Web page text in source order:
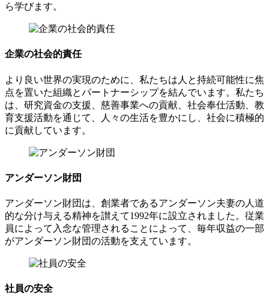
ら学びます。
企業の社会的責任
より良い世界の実現のために、私たちは人と持続可能性に焦
点を置いた組織とパートナーシップを結んでいます。私たち
は、研究資金の支援、慈善事業への貢献、社会奉仕活動、教
育支援活動を通じて、人々の生活を豊かにし、社会に積極的
に貢献しています。
アンダーソン財団
アンダーソン財団は、創業者であるアンダーソン夫妻の人道
的な分け与える精神を讃えて1992年に設立されました。従業
員によって入念な管理されることによって、毎年収益の一部
がアンダーソン財団の活動を支えています。
社員の安全